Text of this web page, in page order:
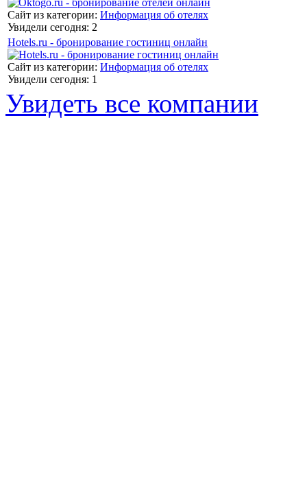
Сайт из категории: Информация об отелях
Увидели сегодня: 2
Hotels.ru - бронирование гостиниц онлайн
Сайт из категории: Информация об отелях
Увидели сегодня: 1
Увидеть все компании